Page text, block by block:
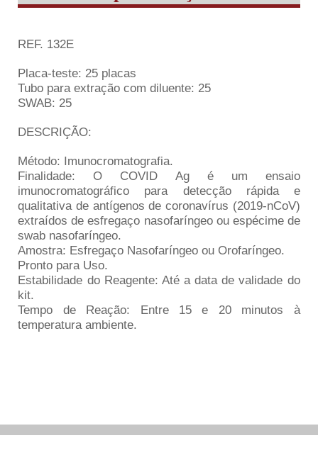
REF. 132E
Placa-teste: 25 placas
Tubo para extração com diluente: 25
SWAB: 25
DESCRIÇÃO:
Método: Imunocromatografia.
Finalidade: O COVID Ag é um ensaio
imunocromatográfico para detecção rápida e
qualitativa de antígenos de coronavírus (2019-nCoV)
extraídos de esfregaço nasofaríngeo ou espécime de
swab nasofaríngeo.
Amostra: Esfregaço Nasofaríngeo ou Orofaríngeo.
Pronto para Uso.
Estabilidade do Reagente: Até a data de validade do
kit.
Tempo de Reação: Entre 15 e 20 minutos à
temperatura ambiente.